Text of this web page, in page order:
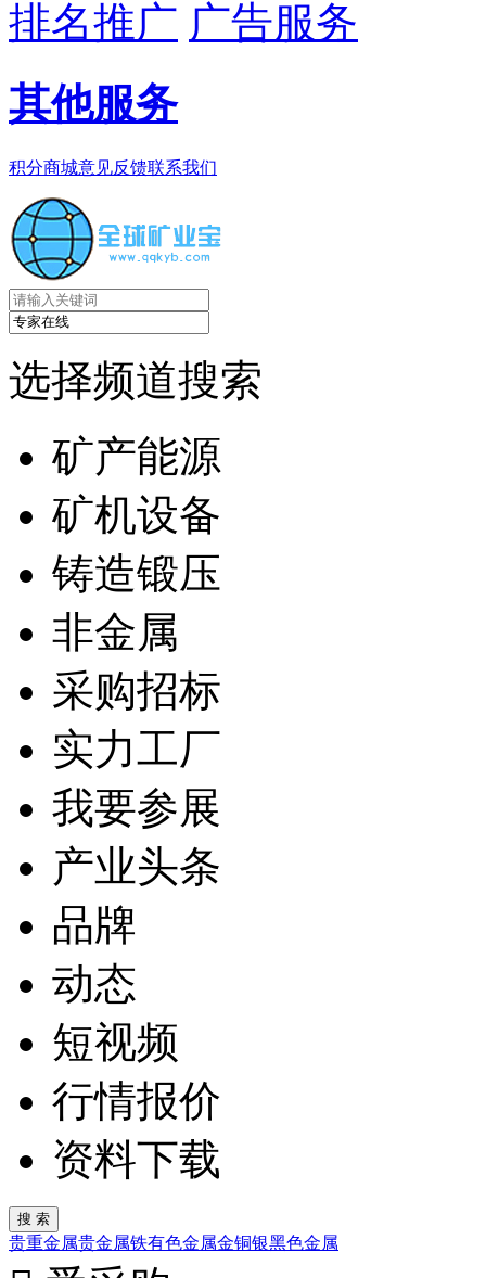
排名推广 广告服务
其他服务
积分商城意见反馈联系我们
选择频道搜索
矿产能源
矿机设备
铸造锻压
非金属
采购招标
实力工厂
我要参展
产业头条
品牌
动态
短视频
行情报价
资料下载
贵重金属贵金属铁有色金属金铜银黑色金属